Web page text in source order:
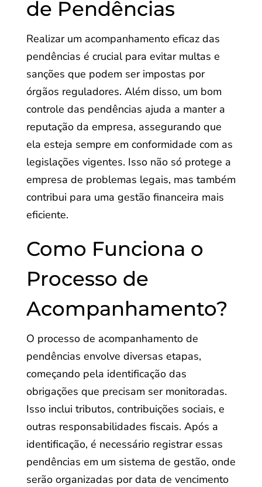
de Pendências
Realizar um acompanhamento eficaz das
pendências é crucial para evitar multas e
sanções que podem ser impostas por
órgãos reguladores. Além disso, um bom
controle das pendências ajuda a manter a
reputação da empresa, assegurando que
ela esteja sempre em conformidade com as
legislações vigentes. Isso não só protege a
empresa de problemas legais, mas também
contribui para uma gestão financeira mais
eficiente.
Como Funciona o
Processo de
Acompanhamento?
O processo de acompanhamento de
pendências envolve diversas etapas,
começando pela identificação das
obrigações que precisam ser monitoradas.
Isso inclui tributos, contribuições sociais, e
outras responsabilidades fiscais. Após a
identificação, é necessário registrar essas
pendências em um sistema de gestão, onde
serão organizadas por data de vencimento